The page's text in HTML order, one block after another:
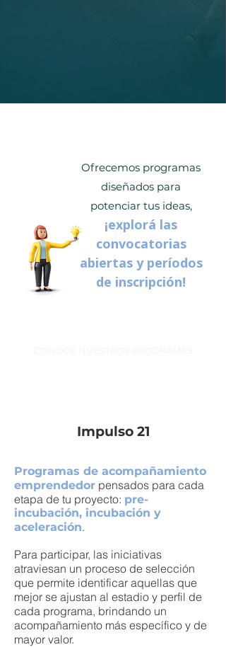
Ofrecemos programas
diseñados para
potenciar tus ideas,
¡explorá las
convocatorias
abiertas y períodos
de inscripción!
Impulso 21
Programas de acompañamiento
emprendedor pensados para cada
etapa de tu proyecto: pre-
incubación, incubación y
aceleración.
Para participar, las iniciativas
atraviesan un proceso de selección
que permite identificar aquellas que
mejor se ajustan al estadio y perfil de
cada programa, brindando un
acompañamiento más específico y de
mayor valor.